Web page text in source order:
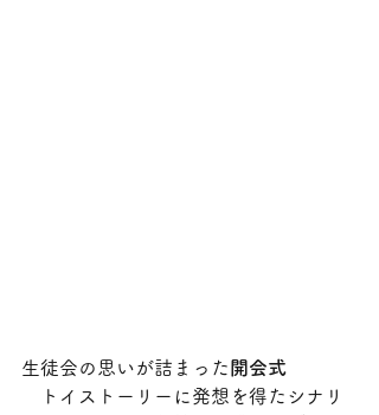
生徒会の思いが詰まった 開会式
トイストーリーに発想を得たシナリ